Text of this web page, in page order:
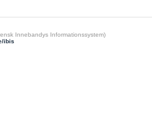
Innebandys Informationssystem)
ibis